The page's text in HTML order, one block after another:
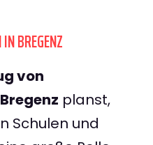
BREGENZ
von
planst,
Schulen und